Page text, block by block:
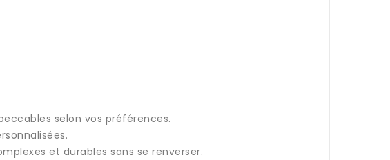
selon vos préférences.
et durables sans se renverser.